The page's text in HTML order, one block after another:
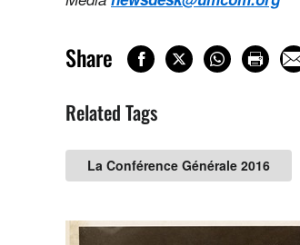
Share
Related Tags
La Conférence Générale 2016